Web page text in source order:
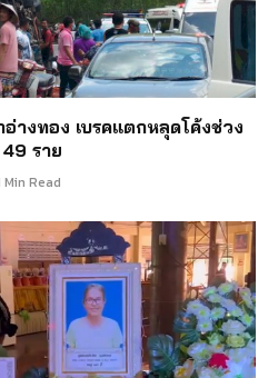
างทอง เบรคแตกหลุดโค้งช่วง
49 ราย
Min Read